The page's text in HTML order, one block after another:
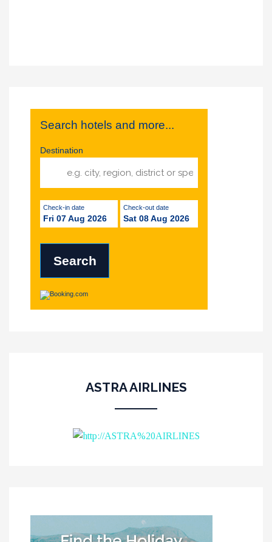
Search hotels and more...
Destination
Check-in date
Fri 07 Aug 2026
Check-out date
Sat 08 Aug 2026
ASTRA AIRLINES